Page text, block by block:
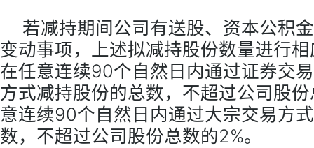
若减持期间公司有送股、资本公积
变动事项，上述拟减持股份数量进行
在任意连续90个自然日内通过证券交
方式减持股份的总数，不超过公司股份
意连续90个自然日内通过大宗交易方
数，不超过公司股份总数的2%。